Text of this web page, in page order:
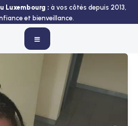
Luxembourg : à vos côtés depuis 2013,
et bienveillance.